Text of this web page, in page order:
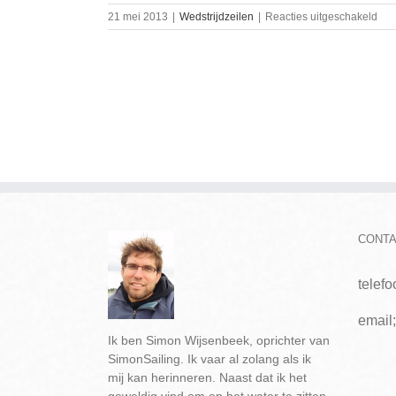
21 mei 2013 Wedstrijdzeilen Reacties uitgeschakeld
Ik ben Simon Wijsenbeek, oprichter van
SimonSailing. Ik vaar al zolang als ik
mij kan herinneren. Naast dat ik het
email;